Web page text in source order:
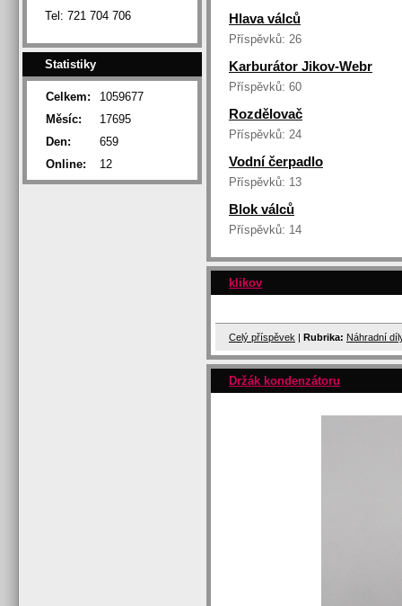
Hlava válců
Příspěvků: 26
Karburátor Jikov-Webr
Příspěvků: 60
Rozdělovač
Příspěvků: 24
Vodní čerpadlo
Příspěvků: 13
Blok válců
Příspěvků: 14
klikov
Celý příspěvek Rubrika: Náhradní
Držák kondenzátoru
Tel: 721 704 706
Statistiky
Online: 12
Celkem:
1059677
Měsíc:
17695
Den:
659